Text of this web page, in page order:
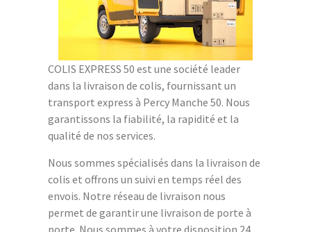
COLIS EXPRESS 50 est une société leader
dans la livraison de colis, fournissant un
transport express à Percy Manche 50. Nous
garantissons la fiabilité, la rapidité et la
qualité de nos services.
Nous sommes spécialisés dans la livraison de
colis et offrons un suivi en temps réel des
envois. Notre réseau de livraison nous
permet de garantir une livraison de porte à
porte. Nous sommes à votre disposition 24